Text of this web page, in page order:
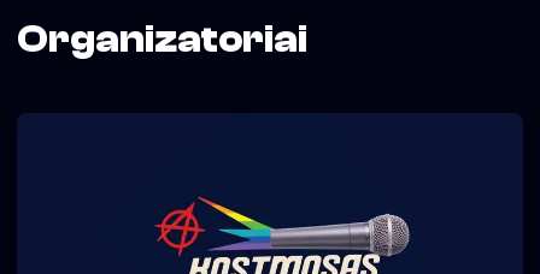
Organizatoriai